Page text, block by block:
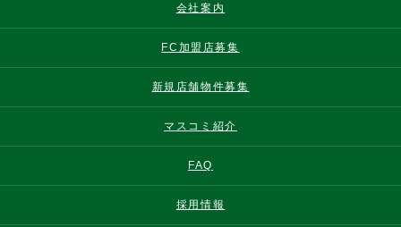
会社案内
FC加盟店募集
新規店舗物件募集
マスコミ紹介
FAQ
採用情報